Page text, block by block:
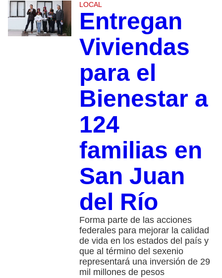
LOCAL
Entregan
Viviendas
para el
Bienestar a
124
familias en
San Juan
del Río
Forma parte de las acciones
federales para mejorar la calidad
de vida en los estados del país y
que al término del sexenio
representará una inversión de 29
mil millones de pesos